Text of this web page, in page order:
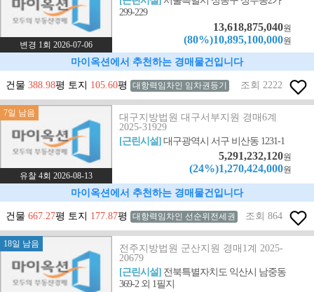
변경 1회 2026-07-06
299-229
13,618,875,040원
(80%)10,895,100,000원
마이옥션에서 추천하는 경매물건입니다
건물 388.98평 토지 105.60평 대항력임차인 임차권등기 조회 2222
7일 남음
유찰 4회 2026-08-13
대구지방법원 대구서부지원 경매6계
2025-31929
[근린시설]대구광역시 서구 비산동 1231-1
5,291,232,120원
(24%)1,270,424,000원
마이옥션에서 추천하는 경매물건입니다
건물 667.27평 토지 177.87평 대항력임차인 선순위전세권 조회 864
18일 남음
전주지방법원 군산지원 경매1계 2025-
20679
[근린시설] 전북특별자치도 익산시 남중동
369-2 외 1필지